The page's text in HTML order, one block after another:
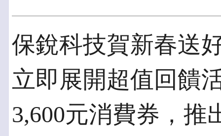
保銳科技賀新春送
立即展開超值回饋
3,600元消費券，推